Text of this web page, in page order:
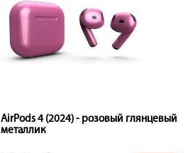
AirPods 4 (2024) - розовый глянцевый
металлик